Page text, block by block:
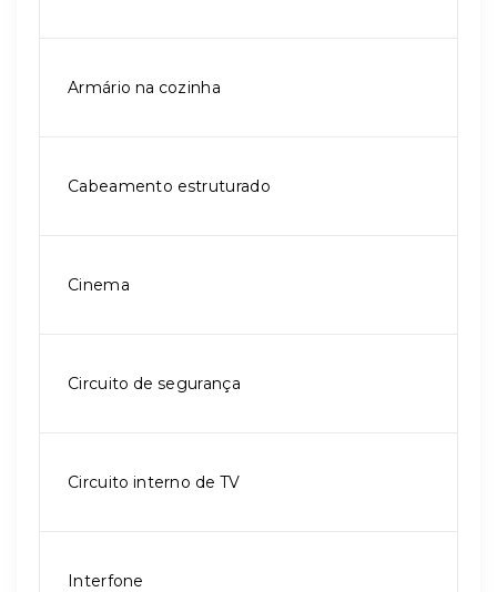
Armário na cozinha
Cabeamento estruturado
Cinema
Circuito de segurança
Circuito interno de TV
Interfone